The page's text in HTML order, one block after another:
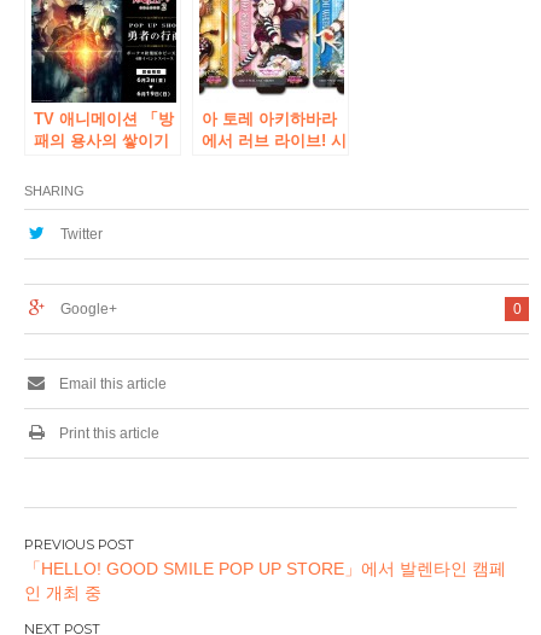
트 상품이 발매!
터 판매 개시! !
TV 애니메이션 「방
패의 용사의 쌓이기
「용사의 행상」이
개최 결정! !
아 토레 아키하바라
에서 러브 라이브! 시
이브! 선샤인 !! 신규
SHARING
Twitter
0
Google+
Email this article
Print this article
글
탐
색
「HELLO! GOOD SMILE POP UP STORE」에서 발렌타인 캠페
인 개최 중